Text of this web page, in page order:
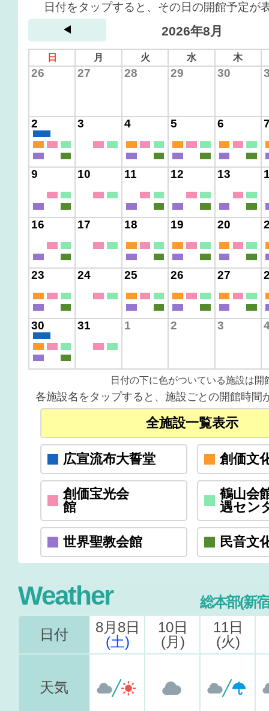
日付をタップすると、その日の開館予定が
2026年8月
日 月 火 水 木
26 27 28 29 30
2 3 4 5 6
9 10 11 12 13
16 17 18 19 20
23 24 25 26 27
30 31 1 2 3
日付の下に色がついている施設は開
各施設名をタップすると、施設ごとの開館時間
全施設一覧表示
広宣流布大誓堂 創価文
創価宝光会
館
鶴山会
遇セン
世界聖教会館 民音文
Weather
総本部(新
日付
8月8日
(土)
10日
(月)
11日
(火)
天気